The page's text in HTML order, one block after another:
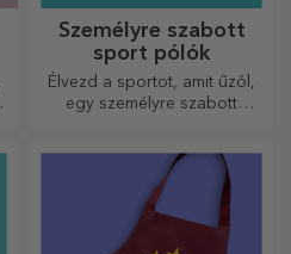
Személyre szabott
sport pólók
Élvezd a sportot, amit űzöl,
egy személyre szabott
kedvenced!